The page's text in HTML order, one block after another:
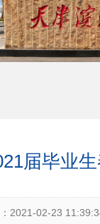
届毕业
2021-02-23